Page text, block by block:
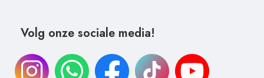
Volg onze sociale media!